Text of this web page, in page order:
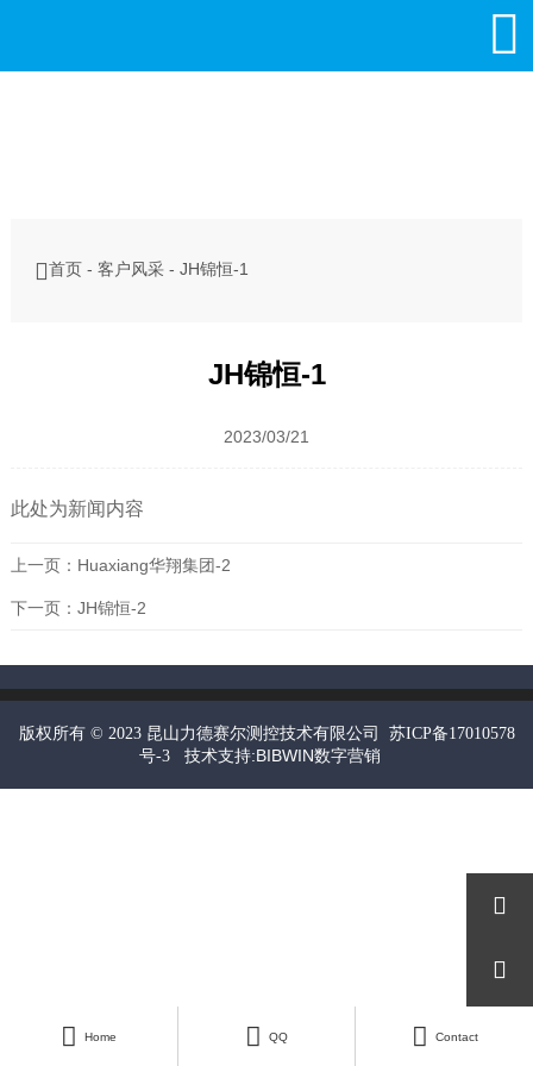

首页- 客户风采- JH锦恒-1
JH锦恒-1
2023/03/21
此处为新闻内容
上一页： Huaxiang华翔集团-2
下一页： JH锦恒-2
版权所有 © 2023 昆山力德赛尔测控技术有限公司
苏ICP备17010578
号-3
技术支持:BIBWIN数字营销
 Home  QQ  Contact



